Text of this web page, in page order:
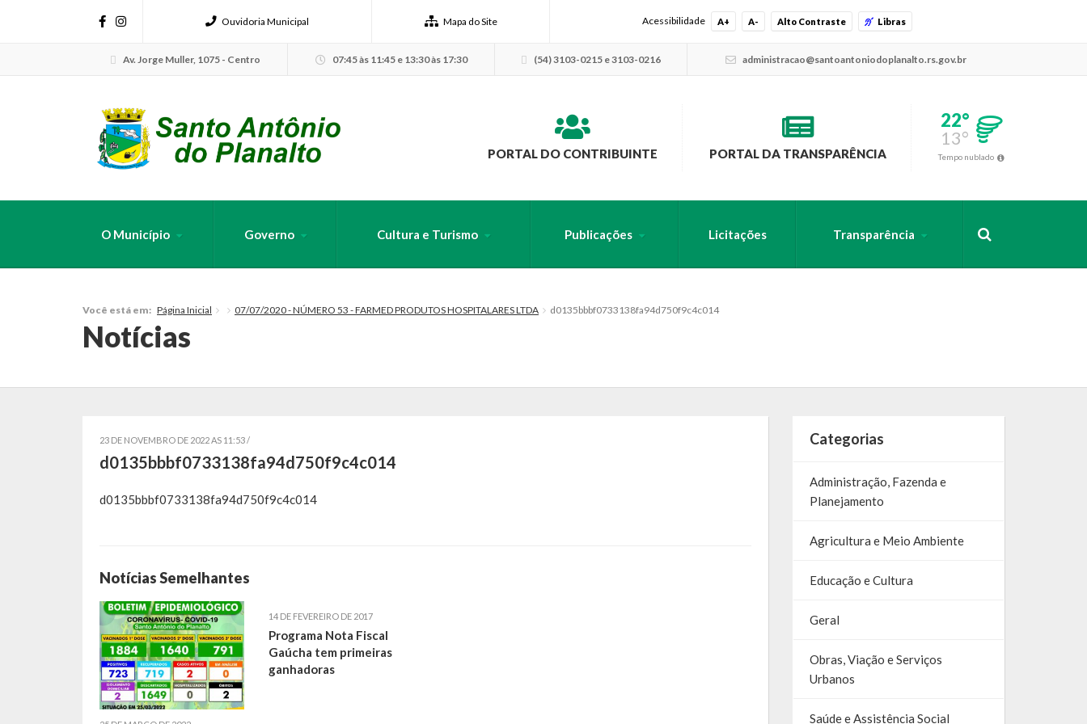
Ouvidoria Municipal Mapa do Site Acessibilidade A+ A- Alto Contraste Libras
Av. Jorge Muller, 1075 - Centro 07:45 às 11:45 e 13:30 às 17:30 (54) 3103-0215 e 3103-0216 administracao@santoantoniodoplanalto.rs.gov.br
PORTAL DO CONTRIBUINTE PORTAL DA TRANSPARÊNCIA
22°
13°
Tempo nublado
O Município Governo Cultura e Turismo Publicações Licitações Transparência
Você está em: Página Inicial 07/07/2020 - NÚMERO 53 - FARMED PRODUTOS HOSPITALARES LTDA d0135bbbf0733138fa94d750f9c4c014
Notícias
23 DE NOVEMBRO DE 2022 AS 11:53 /
d0135bbbf0733138fa94d750f9c4c014
d0135bbbf0733138fa94d750f9c4c014
Notícias Semelhantes
14 DE FEVEREIRO DE 2017
Programa Nota Fiscal
Gaúcha tem primeiras
ganhadoras
Categorias
Administração, Fazenda e
Planejamento
Agricultura e Meio Ambiente
Educação e Cultura
Geral
Obras, Viação e Serviços
Urbanos
Saúde e Assistência Social